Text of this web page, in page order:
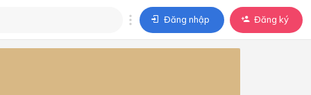
Đăng nhập Đăng ký